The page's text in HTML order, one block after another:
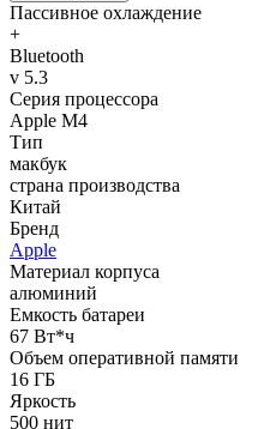
Пассивное охлаждение
+
Bluetooth
v 5.3
Серия процессора
Apple M4
Тип
макбук
страна производства
Китай
Бренд
Apple
Материал корпуса
алюминий
Емкость батареи
67 Вт*ч
Объем оперативной памяти
16 ГБ
Яркость
500 нит